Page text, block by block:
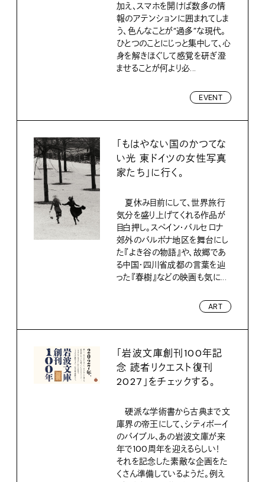
加え、スマホを開けば数多の情
報のアテンションに囲まれてしま
う、色んなことが“過多”な現代。
ひとつのことにじっと集中して、心
身を解きほぐして感覚を研ぎ澄
ませることが何より必...
EVENT
「もはやない国のかつてな
い光 東ドイツの女性写真
家たち」に行く。
夏休み目前にして、世界旅行
気分を盛り上げてくれる作品が
目白押し。スペイン・バルセロナ
郊外のバルボナ地区を舞台にし
た『よき谷の物語』や、故郷であ
る中国・四川省成都の言葉を辿
った『春樹』などの映画も気に...
ART
「岩波文庫創刊100年記
念 読者リクエスト復刊
2027」をチェックする。
硬派な学術書から古典まで文
庫界の帝王にして、シティボーイ
のバイブル、あの岩波文庫が来
年で100周年を迎えるらしい！
それを記念した素敵な企画をた
くさん準備しているようだ。例え